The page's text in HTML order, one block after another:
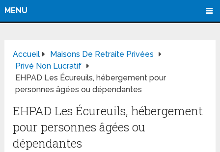
MENU
Accueil
Maisons De Retraite Privées
Privé Non Lucratif
EHPAD Les Écureuils, hébergement pour
personnes âgées ou dépendantes
EHPAD Les Écureuils, hébergement
pour personnes âgées ou
dépendantes